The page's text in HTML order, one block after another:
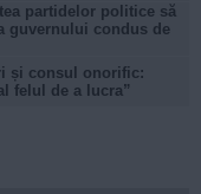
partidelor politice să
guvernului condus de
și consul onorific:
felul de a lucra”